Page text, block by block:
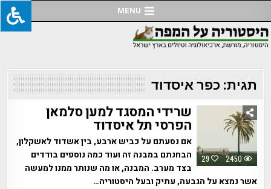
to
content
MENU
תגית: כפר איסדוד
29 2450
שרידי המסגד למען סלמאן
הפרסי תל איסדוד
אם נסעתם על כביש ארבע, בין אשדוד לאשקלון,
הבחנתם במבנה זה ועוד כמה נוספים בודדים
בצד מערב. המבנה, או מה שנותר ממנו למעשה
אשר נמצא על הגבעה, עתיק ובעל היסטוריה…